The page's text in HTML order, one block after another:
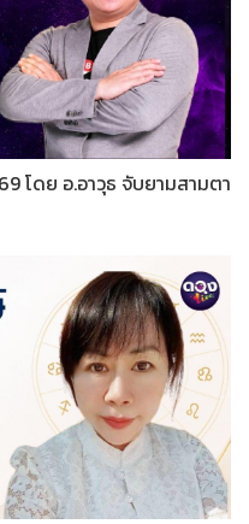
โดย อ.อาวุธ จับยามสามตา